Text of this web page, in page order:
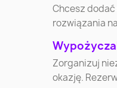
Nysa
Nowa Sól
Chcesz
rozwiązania
Zorganizuj
okazję.